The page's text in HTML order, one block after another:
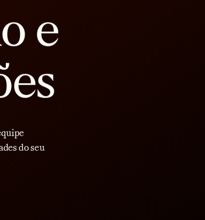
e
do seu